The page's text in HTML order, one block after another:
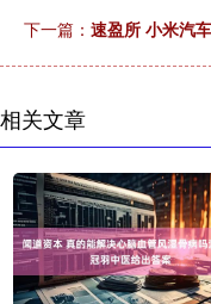
下一篇： 速盈所 小米汽
相关文章